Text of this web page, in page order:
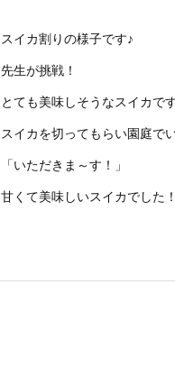
スイカ割りの様子です♪
先生が挑戦！
とても美味しそうなスイカで
スイカを切ってもらい園庭で
「いただきま～す！」
甘くて美味しいスイカでした！